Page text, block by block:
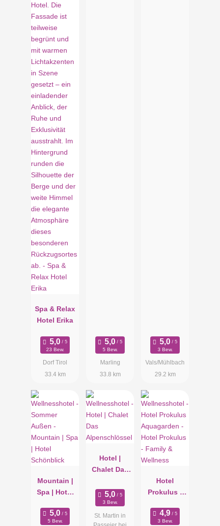
Spa & Relax
Hotel Erika
23 Bew.
Dorf Tirol
33.4 km
5 Bew.
Marling
33.8 km
3 Bew.
Vals/Mühlbach
29.2 km
Mountain |
Spa | Hotel
5 Bew.
Hotel |
Chalet Das
sel
3 Bew.
St. Martin in
Hotel
Prokulus -
Wellness
3 Bew.